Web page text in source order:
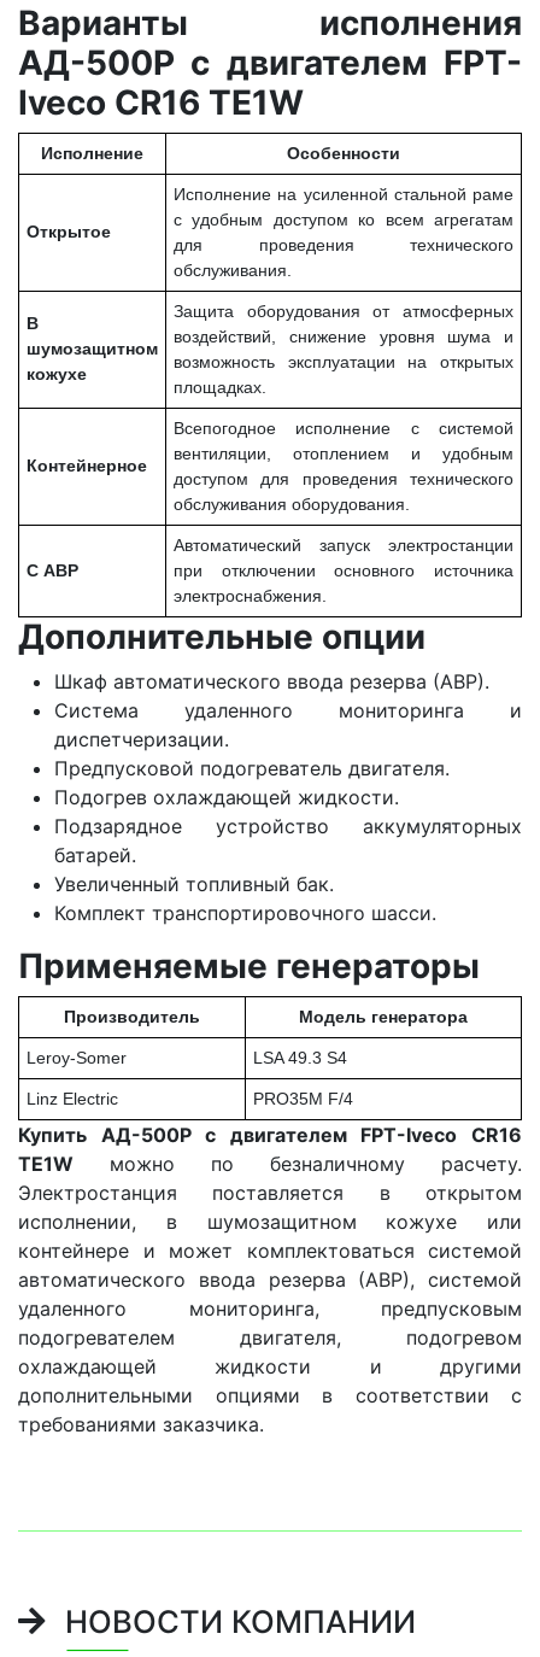
Варианты исполнения
АД-500Р с двигателем FPT-
Iveco CR16 TE1W
Исполнение Особенности
Открытое
Исполнение на усиленной стальной раме
с удобным доступом ко всем агрегатам
для проведения технического
обслуживания.
В
шумозащитном
кожухе
Защита оборудования от атмосферных
воздействий, снижение уровня шума и
возможность эксплуатации на открытых
площадках.
Контейнерное
Всепогодное исполнение с системой
вентиляции, отоплением и удобным
доступом для проведения технического
обслуживания оборудования.
С АВР
Автоматический запуск электростанции
при отключении основного источника
электроснабжения.
Дополнительные опции
Шкаф автоматического ввода резерва (АВР).
Система удаленного мониторинга и
диспетчеризации.
Предпусковой подогреватель двигателя.
Подогрев охлаждающей жидкости.
Подзарядное устройство аккумуляторных
батарей.
Увеличенный топливный бак.
Комплект транспортировочного шасси.
Применяемые генераторы
Производитель Модель генератора
Leroy-Somer LSA 49.3 S4
Linz Electric PRO35M F/4
Купить АД-500Р с двигателем FPT-Iveco CR16
TE1W можно по безналичному расчету.
Электростанция поставляется в открытом
исполнении, в шумозащитном кожухе или
контейнере и может комплектоваться системой
автоматического ввода резерва (АВР), системой
удаленного мониторинга, предпусковым
подогревателем двигателя, подогревом
охлаждающей жидкости и другими
дополнительными опциями в соответствии с
требованиями заказчика.
НОВОСТИ КОМПАНИИ